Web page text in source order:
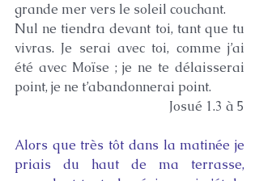
grande mer vers le soleil couchant.
Nul ne tiendra devant toi, tant que tu
vivras. Je serai avec toi, comme j’ai
été avec Moïse ; je ne te délaisserai
point, je ne t’abandonnerai point.
Josué 1.3 à 5
Alors que très tôt dans la matinée je
priais du haut de ma terrasse,